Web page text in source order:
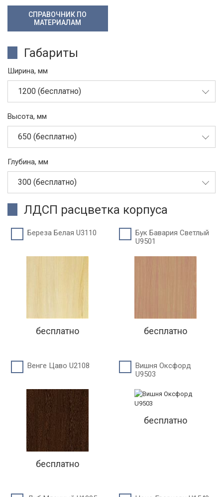
СПРАВОЧНИК ПО
МАТЕРИАЛАМ
Габариты
Ширина, мм
1200 (бесплатно)
Высота, мм
650 (бесплатно)
Глубина, мм
300 (бесплатно)
ЛДСП расцветка корпуса
Береза Белая U3110
бесплатно
Бук Бавария Светлый
U9501
бесплатно
Венге Цаво U2108
бесплатно
Вишня Оксфорд
U9503
бесплатно